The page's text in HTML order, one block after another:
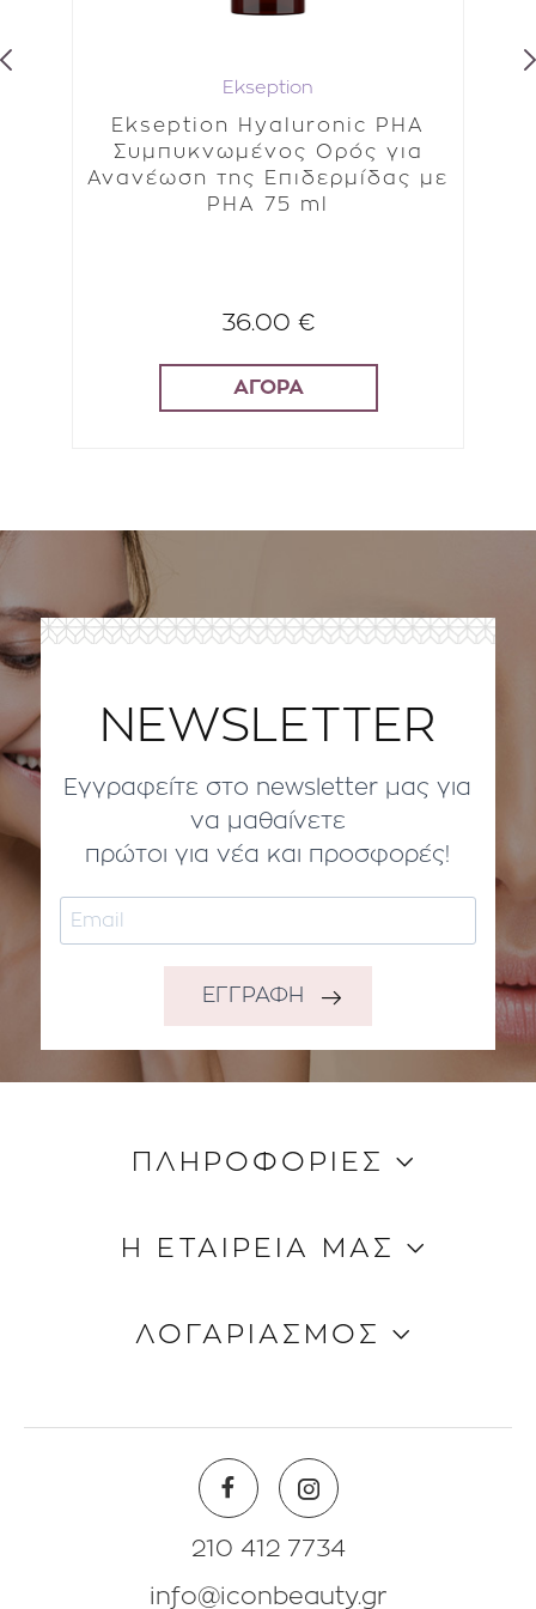
Tocopherol ● Adenosine ● Biosaccharide Gum-1 ●
Ekseption
Ekseption Hyaluronic PHA
Συμπυκνωμένος Ορός για
Ανανέωση της Επιδερμίδας με
PHA 75 ml
36.00 €
ΑΓΟΡΑ
NEWSLETTER
Εγγραφείτε στο newsletter μας για
να μαθαίνετε
πρώτοι για νέα και προσφορές!
ΕΓΓΡΑΦΗ
ΠΛΗΡΟΦΟΡΙΕΣ
Τρόποι Aποστολής
Όροι & Προϋποθέσεις
Η ΕΤΑΙΡΕΙΑ ΜΑΣ
Επικοινωνία
Beauty Corner
Θέσεις Eργασίας
ΛΟΓΑΡΙΑΣΜΟΣ
Λίστα Αγαπημένων
Πολιτική Επιστροφών
210 412 7734
info@iconbeauty.gr